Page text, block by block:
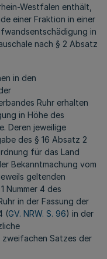
Westfalen enthält,
einer Fraktion in einer
in
nach § 2 Absatz
in den
Ruhr erhalten
in Höhe des
Deren jeweilige
des § 16 Absatz 2
für das Land
Bekanntmachung vom
geltenden
Nummer 4 des
in der Fassung der
(GV. NRW. S. 96) in der
Satzes der